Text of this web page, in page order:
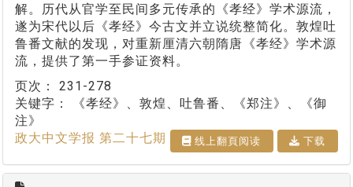
解。历代从官学至民间多元传承的《孝经》学术源流，
遂为宋代以后《孝经》今古文并立说统整简化。敦煌吐
鲁番文献的发现，对重新厘清六朝隋唐《孝经》学术源
流，提供了第一手参证资料。
页次： 231-278
关键字：
《孝经》、敦煌、吐鲁番、《郑注》、《御
注》
政大中文学报 第二十七期
线上翻⾴阅读 下载